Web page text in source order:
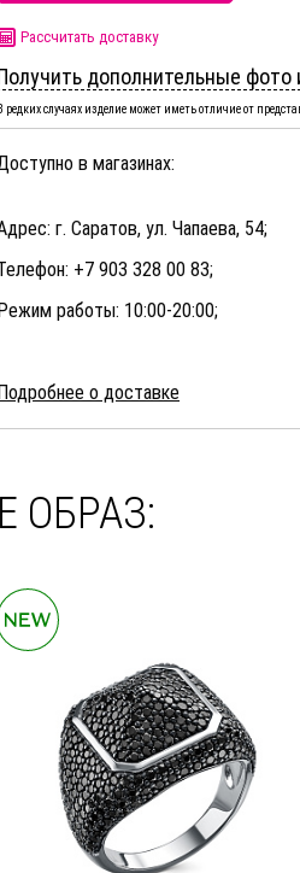
Рассчитать доставку
дополнительные фото
В редких случаях изделие может иметь отличие от
в магазинах:
г. Саратов, ул. Чапаева, 54;
+7 903 328 00 83;
Режим работы: 10:00-20:00;
Подробнее о доставке
ОБРАЗ: